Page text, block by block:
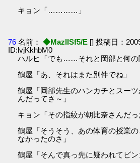
キョン「…………」
76 名前： ◆MazlISf5/E [] 投稿日：
ID:lvjKkhbM0
ハルヒ「でも……それと岡部と何の
鶴屋「あ、それはまた別件でね」
鶴屋「岡部先生のハンカチとスー
んだってさ～」
キョン「その指紋が朝比奈さんだっ
鶴屋「そうそう、あの体育の授業
なかったのさ」
鶴屋「そんで真っ先に疑われてビン